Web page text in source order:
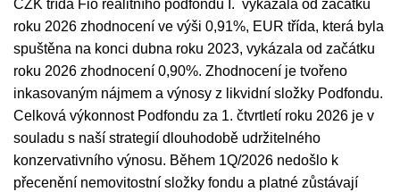
CZK třída Fio realitního podfondu I. vykázala od začátku
roku 2026 zhodnocení ve výši 0,91%, EUR třída, která byla
spuštěna na konci dubna roku 2023, vykázala od začátku
roku 2026 zhodnocení 0,90%. Zhodnocení je tvořeno
inkasovaným nájmem a výnosy z likvidní složky Podfondu.
Celková výkonnost Podfondu za 1. čtvrtletí roku 2026 je v
souladu s naší strategií dlouhodobě udržitelného
konzervativního výnosu. Během 1Q/2026 nedošlo k
přecenění nemovitostní složky fondu a platné zůstávají